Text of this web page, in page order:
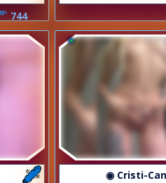
744
◉ Cristi-